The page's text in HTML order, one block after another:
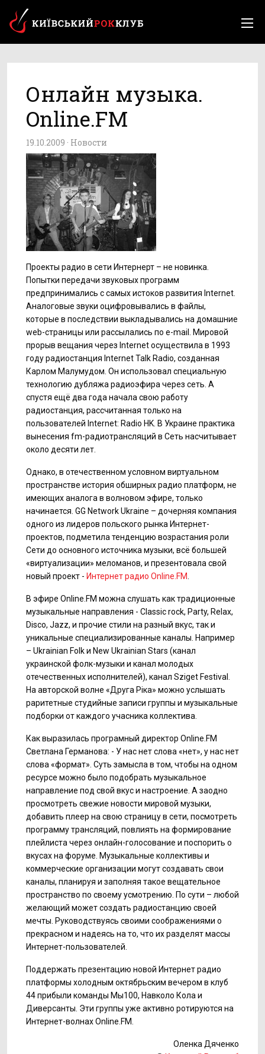
Онлайн музыка.
Online.FM
19.10.2009 · Новости
Проекты радио в сети Интернерт – не новинка.
Попытки передачи звуковых программ
предпринимались с самых истоков развития Internet.
Аналоговые звуки оцифровывались в файлы,
которые в последствии выкладывались на домашние
web-страницы или рассылались по e-mail. Мировой
прорыв вещания через Internet осуществила в 1993
году радиостанция Internet Talk Radio, созданная
Карлом Малумудом. Он использовал специальную
технологию дубляжа радиоэфира через сеть. А
спустя ещё два года начала свою работу
радиостанция, рассчитанная только на
пользователей Internet: Radio HK. В Украине практика
вынесения fm-радиотрансляций в Сеть насчитывает
около десяти лет.
Однако, в отечественном условном виртуальном
пространстве история обширных радио платформ, не
имеющих аналога в волновом эфире, только
начинается. GG Network Ukraine – дочерняя компания
одного из лидеров польского рынка Интернет-
проектов, подметила тенденцию возрастания роли
Сети до основного источника музыки, всё большей
«виртуализации» меломанов, и презентовала свой
новый проект - Интернет радио Online.FM
В эфире Online.FM можна слушать как традиционные
музыкальные направления - Classic rock, Party, Relax,
Disco, Jazz, и прочие стили на разный вкус, так и
уникальные специализированные каналы. Например
– Ukrainian Folk и New Ukrainian Stars (канал
украинской фолк-музыки и канал молодых
отечественных исполнителей), канал Sziget Festival.
На авторской волне «Друга Ріка» можно услышать
раритетные студийные записи группы и музыкальные
подборки от каждого учасника коллектива.
Как выразилась програмный директор Online.FM
Светлана Германова: - У нас нет слова «нет», у нас нет
слова «формат». Суть замысла в том, чтобы на одном
ресурсе можно было подобрать музыкальное
направление под свой вкус и настроение. А заодно
просмотреть свежие новости мировой музыки,
добавить плеер на свою страницу в сети, посмотреть
программу трансляций, повлиять на формирование
плейлиста через онлайн-голосование и поспорить о
вкусах на форуме. Музыкальные коллективы и
коммерческие организации могут создавать свои
каналы, планируя и заполняя такое вещательное
пространство по своему усмотрению. По сути – любой
желающий может создать радиостанцию своей
мечты. Руководствуясь своими соображениями о
прекрасном и надеясь на то, что их разделят массы
Интернет-пользователей.
Поддержать презентацию новой Интернет радио
платформы холодным октябрьским вечером в клуб
44 прибыли команды Мы100, Навколо Кола и
Диверсанты. Эти группы уже активно ротируются на
Интернет-волнах Online.FM.
Оленка Дяченко